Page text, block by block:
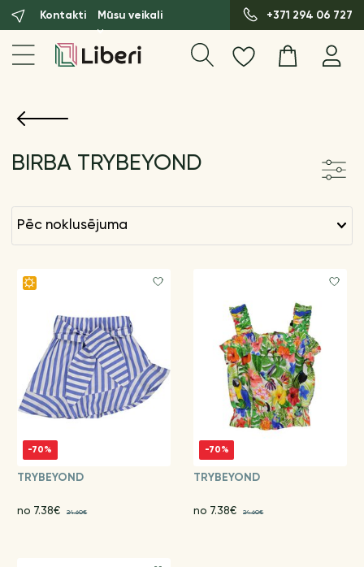
Kontakti Mūsu veikali +371 294 06 727
BIRBA TRYBEYOND
pēc noklusējuma
-70%
TRYBEYOND
no 7.38€ 24.60€
-70%
TRYBEYOND
no 7.38€ 24.60€